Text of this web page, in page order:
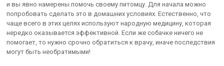
и вы явно намерены помочь своему питомцу. Для начала можно
попробовать сделать это в домашних условиях. Естественно, что
чаще всего в этих целях используют народную медицину, которая
нередко оказывается эффективной. Если же собачке ничего не
помогает, то нужно срочно обратиться к врачу, иначе последствия
могут быть необратимыми!